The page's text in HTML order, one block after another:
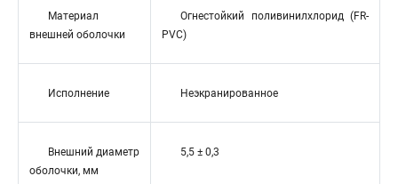
Материал
внешней оболочки
Огнестойкий поливинилхлорид (FR-
PVC)
Исполнение Неэкранированное
Внешний диаметр
оболочки, мм
5,5 ± 0,3